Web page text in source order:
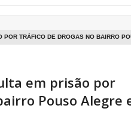
POR TRÁFICO DE DROGAS NO BAIRRO
em prisão por
Pouso Alegre